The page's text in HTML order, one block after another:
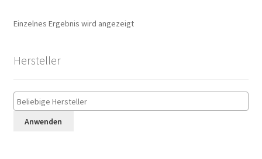
Einzelnes Ergebnis wird angezeigt
Hersteller
Anwenden